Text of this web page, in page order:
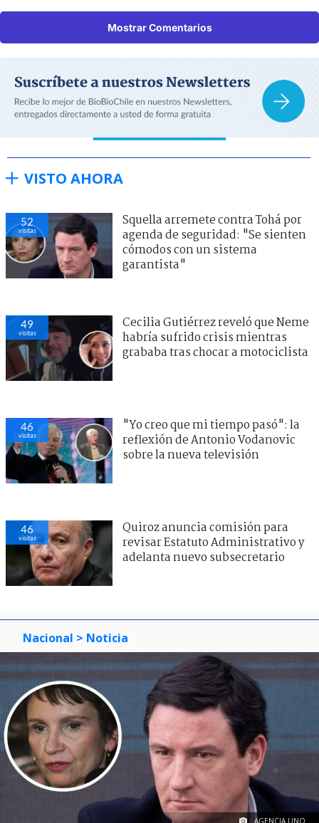
Mostrar Comentarios
VISTO AHORA
52
visitas
Squella arremete contra Tohá por
agenda de seguridad: "Se sienten
cómodos con un sistema
garantista"
49
visitas
Cecilia Gutiérrez reveló que Neme
habría sufrido crisis mientras
grababa tras chocar a motociclista
46
visitas
"Yo creo que mi tiempo pasó": la
reflexión de Antonio Vodanovic
sobre la nueva televisión
46
visitas
Quiroz anuncia comisión para
revisar Estatuto Administrativo y
adelanta nuevo subsecretario
Nacional > Noticia